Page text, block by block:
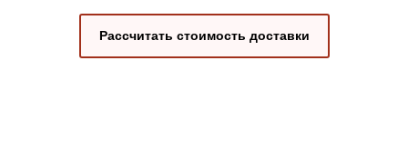
Рассчитать стоимость доставки